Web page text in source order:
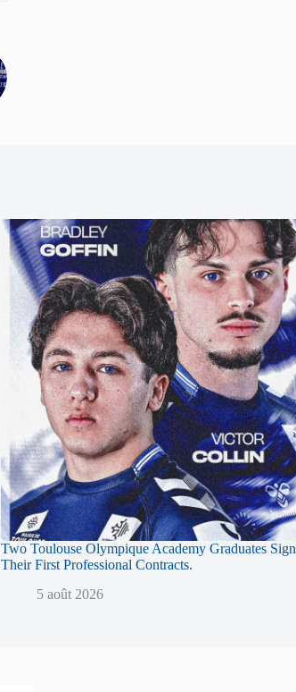
Two Toulouse Olympique Academy Graduates Sign
Their First Professional Contracts.
5 août 2026